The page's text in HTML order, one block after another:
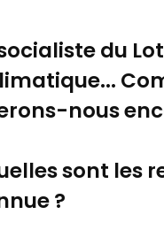
du
nous
sont les
?